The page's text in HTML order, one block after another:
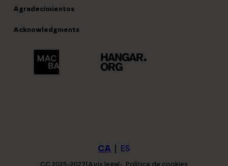
Agradecimientos
Acknowledgments
CA ES